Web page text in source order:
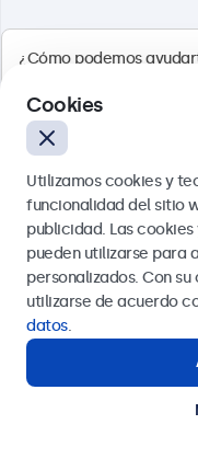
479 x 270 mm
Peso
4300 gramos (5200
Color
Dibujo técnico (2D)
Descargar PDF
Dibujo técnico (3D)
Descargar CAD/STP
4.8/5 la
Español
Estamos aquí para
Cookies
Utilizamos cookies y
funcionalidad del sitio
publicidad. Las
pueden utilizarse para
personalizados. Con
utilizarse de acuerdo
datos.